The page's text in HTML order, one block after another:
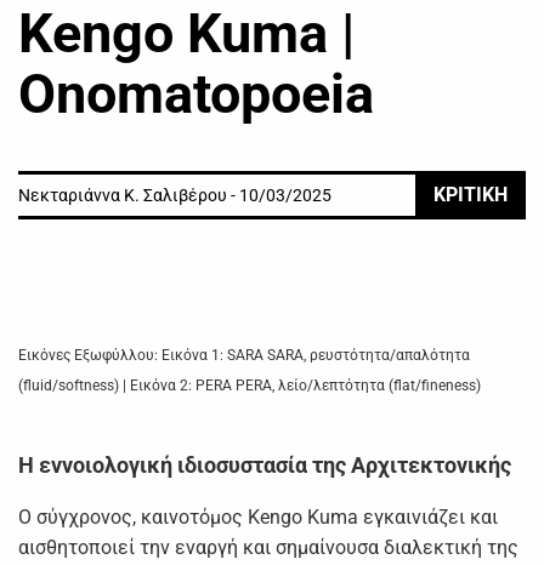
Kengo Kuma |
Onomatopoeia
Νεκταριάννα Κ. Σαλιβέρου - 10/03/2025 ΚΡΙΤΙΚΗ
Εικόνες Εξωφύλλου: Εικόνα 1: SARA SARA, ρευστότητα/απαλότητα
(fluid/softness) | Εικόνα 2: PERA PERA, λείο/λεπτότητα (flat/fineness)
Η εννοιολογική ιδιοσυστασία της Αρχιτεκτονικής
Ο σύγχρονος, καινοτόμος Kengo Kuma εγκαινιάζει και
αισθητοποιεί την εναργή και σημαίνουσα διαλεκτική της